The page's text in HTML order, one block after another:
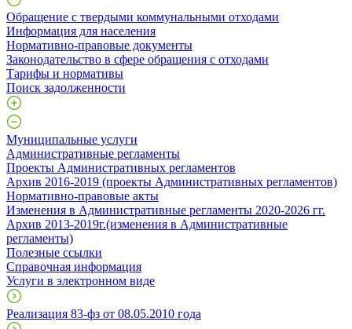
Обращение с твердыми коммунальными отходами
Информация для населения
Нормативно-правовые документы
Законодательство в сфере обращения с отходами
Тарифы и нормативы
Поиск задолженности
Муниципальные услуги
Административные регламенты
Проекты Административных регламентов
Архив 2016-2019 (проекты Административных регламентов)
Нормативно-правовые акты
Изменения в Административные регламенты 2020-2026 гг.
Архив 2013-2019г.(изменения в Административные
регламенты)
Полезные ссылки
Справочная информация
Услуги в электронном виде
Реализация 83-фз от 08.05.2010 года